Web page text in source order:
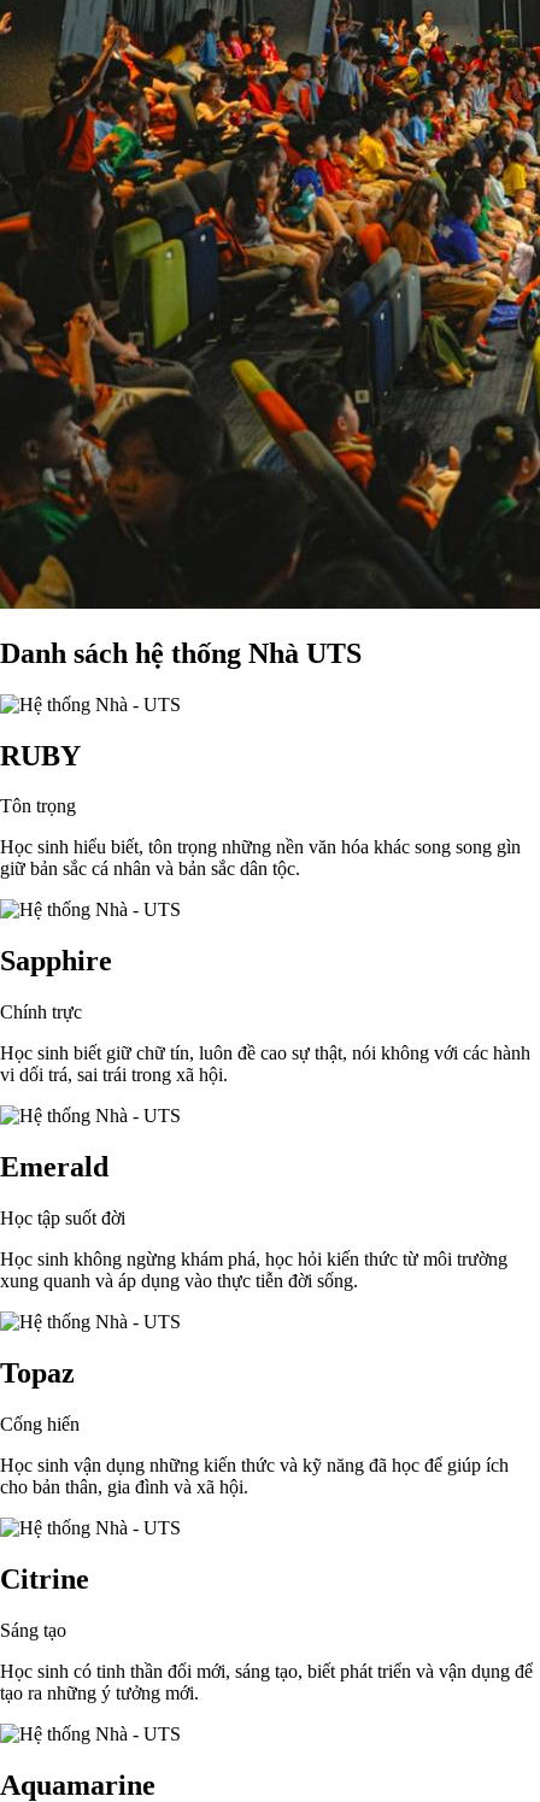
Danh sách hệ thống Nhà UTS
RUBY
Tôn trọng
Học sinh hiểu biết, tôn trọng những nền văn hóa khác song song gìn
giữ bản sắc cá nhân và bản sắc dân tộc.
Sapphire
Chính trực
Học sinh biết giữ chữ tín, luôn đề cao sự thật, nói không với các hành
vi dối trá, sai trái trong xã hội.
Emerald
Học tập suốt đời
Học sinh không ngừng khám phá, học hỏi kiến thức từ môi trường
xung quanh và áp dụng vào thực tiễn đời sống.
Topaz
Cống hiến
Học sinh vận dụng những kiến thức và kỹ năng đã học để giúp ích
cho bản thân, gia đình và xã hội.
Citrine
Sáng tạo
Học sinh có tinh thần đổi mới, sáng tạo, biết phát triển và vận dụng để
tạo ra những ý tưởng mới.
Aquamarine